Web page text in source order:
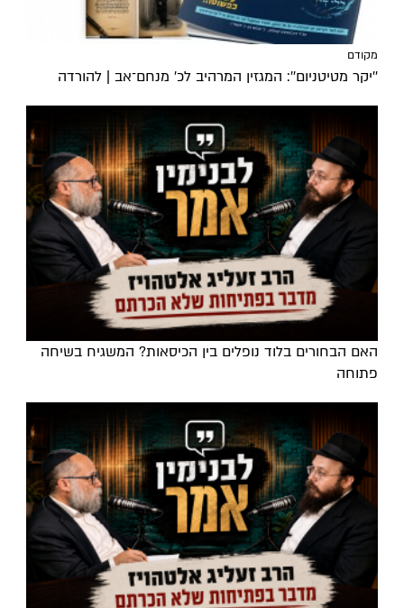
מקודם
''יקר מטיטניום'': המגזין המרהיב לכ’ מנחם־אב | להורדה
האם הבחורים בלוד נופלים בין הכיסאות? המשגיח בשיחה
פתוחה